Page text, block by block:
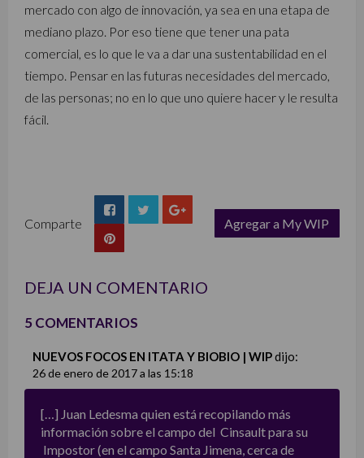
mercado con algo de innovación, ya sea en una etapa de
mediano plazo. Por eso tiene que tener una pata
comercial, es lo que le va a dar una sustentabilidad en el
tiempo. Pensar en las futuras necesidades del mercado,
de las personas; no en lo que uno quiere hacer y le resulta
fácil.
Comparte
Agregar a My WIP
DEJA UN COMENTARIO
5 COMENTARIOS
NUEVOS FOCOS EN ITATA Y BIOBIO | WIPdijo:
26 de enero de 2017 a las 15:18
[…] Juan Ledesma quien está recopilando más
información sobre el campo del Cinsault para su
Impostor (en el campo Santa Jimena, cerca de